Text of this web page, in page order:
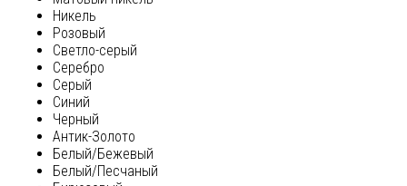
Никель
Розовый
Светло-серый
Серебро
Серый
Синий
Черный
Антик-Золото
Белый/Бежевый
Белый/Песчаный